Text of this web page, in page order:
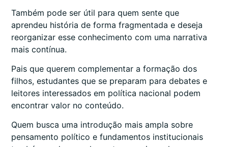
Também pode ser útil para quem sente que
aprendeu história de forma fragmentada e deseja
reorganizar esse conhecimento com uma narrativa
mais contínua.
Pais que querem complementar a formação dos
filhos, estudantes que se preparam para debates e
leitores interessados em política nacional podem
encontrar valor no conteúdo.
Quem busca uma introdução mais ampla sobre
pensamento político e fundamentos institucionais